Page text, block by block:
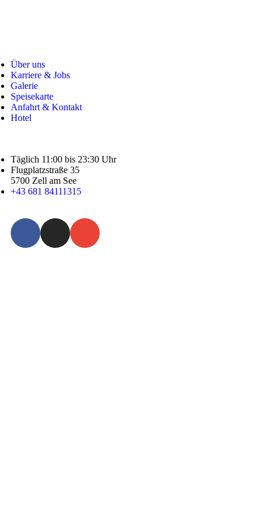
Über uns
Karriere & Jobs
Galerie
Speisekarte
Anfahrt & Kontakt
Hotel
Täglich 11:00 bis 23:30 Uhr
Flugplatzstraße 35
5700 Zell am See
+43 681 84111315